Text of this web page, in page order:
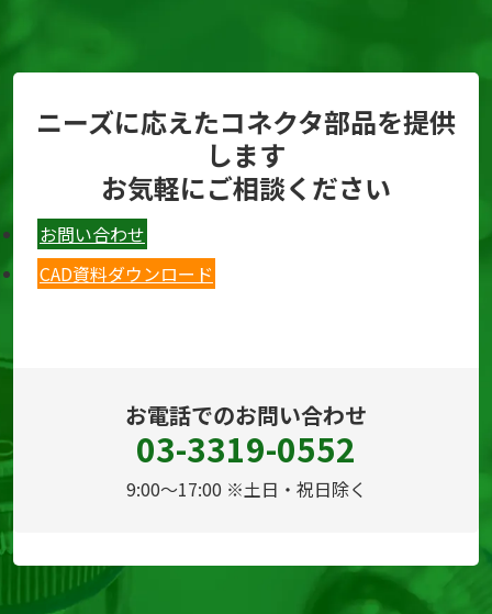
ニーズに応えたコネクタ部品を提供
します
お気軽にご相談ください
お問い合わせ
CAD資料ダウンロード
お電話でのお問い合わせ
03-3319-0552
9:00～17:00 ※土日・祝日除く